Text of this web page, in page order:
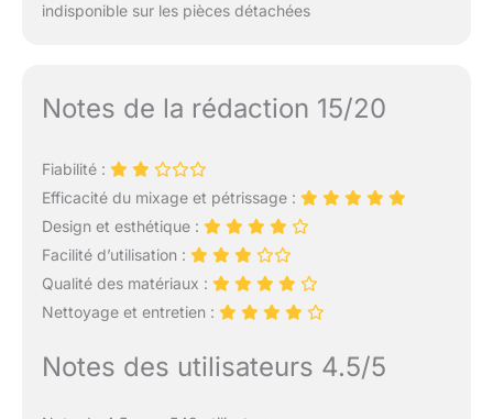
indisponible sur les pièces détachées
Notes de la rédaction 15/20
Fiabilité :
Efficacité du mixage et pétrissage :
Design et esthétique :
Facilité d’utilisation :
Qualité des matériaux :
Nettoyage et entretien :
Notes des utilisateurs 4.5/5